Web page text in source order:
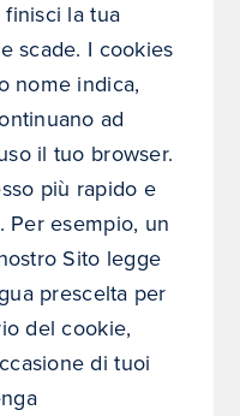
la tua
scade. I cookies
nome indica,
ad
il tuo browser.
più rapido e
Per esempio, un
Sito legge
prescelta per
del cookie,
di tuoi